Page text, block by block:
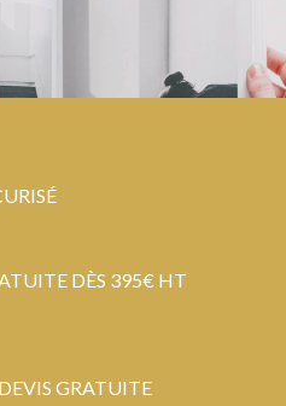
DÈS 395€ HT
GRATUITE